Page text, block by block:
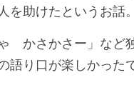
を助けたというお話。
　かさかさー」など
語り口が楽しかった